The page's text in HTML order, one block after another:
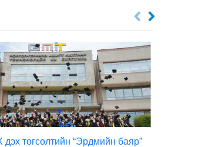
төгсөлтийн “Эрдмийн баяр”